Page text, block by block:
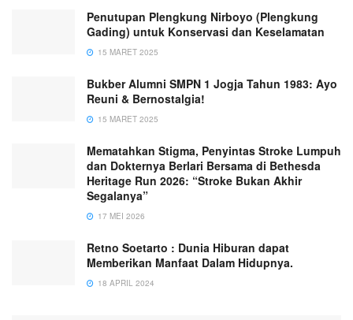
Penutupan Plengkung Nirboyo (Plengkung
Gading) untuk Konservasi dan Keselamatan
15 MARET 2025
Bukber Alumni SMPN 1 Jogja Tahun 1983: Ayo
Reuni & Bernostalgia!
15 MARET 2025
Mematahkan Stigma, Penyintas Stroke Lumpuh
dan Dokternya Berlari Bersama di Bethesda
Heritage Run 2026: “Stroke Bukan Akhir
Segalanya”
17 MEI 2026
Retno Soetarto : Dunia Hiburan dapat
Memberikan Manfaat Dalam Hidupnya.
18 APRIL 2024